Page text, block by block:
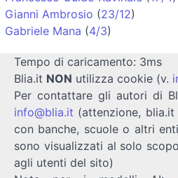
Gianni Ambrosio (23/12)
Gabriele Mana (4/3)
Tempo di caricamento: 3ms
Blia.it NON utilizza cookie (v.
Per contattare gli autori di
info@blia.it (attenzione,
con banche, scuole o altri
sono visualizzati al solo
agli utenti del sito)